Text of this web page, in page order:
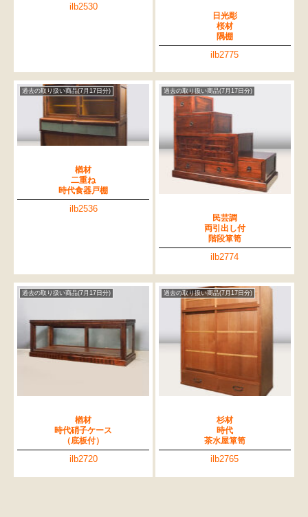
ilb2530
日光彫
桜材
隅棚
ilb2775
過去の取り扱い商品(7月17日分)
楢材
二重ね
時代食器戸棚
ilb2536
過去の取り扱い商品(7月17日分)
民芸調
両引出し付
階段箪笥
ilb2774
過去の取り扱い商品(7月17日分)
楢材
時代硝子ケース
（底板付）
ilb2720
過去の取り扱い商品(7月17日分)
杉材
時代
茶水屋箪笥
ilb2765